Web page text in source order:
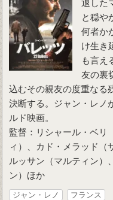
退した
と穏や
何者か
け生き
も言え
友の裏
込むその親友の度重なる
決断する。ジャン・レノ
ルド映画。
監督：リシャール・ベ
ィ）、カド・メラッド（
ルッサン（マルティン）
ン）ほか
ジャン・レノ フランス